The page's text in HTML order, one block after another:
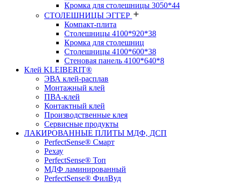
Кромка для столешницы 3050*44
СТОЛЕШНИЦЫ ЭГГЕР
Компакт-плита
Столешницы 4100*920*38
Кромка для столешниц
Столешницы 4100*600*38
Стеновая панель 4100*640*8
Клей KLEIBERIT®
ЭВА клей-расплав
Монтажный клей
ПВА-клей
Контактный клей
Производственные клея
Сервисные продукты
ЛАКИРОВАННЫЕ ПЛИТЫ МДФ, ДСП
PerfectSense® Смарт
Рехау
PerfectSense® Топ
МДФ ламинированный
PerfectSense® ФилВуд